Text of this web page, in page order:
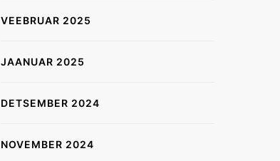
VEEBRUAR 2025
JAANUAR 2025
DETSEMBER 2024
NOVEMBER 2024